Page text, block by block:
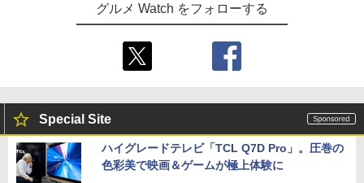
グルメ Watch をフォローする
Special Site
ハイグレードテレビ「TCL Q7D Pro」。圧巻の
色彩美で映画＆ゲームが極上体験に